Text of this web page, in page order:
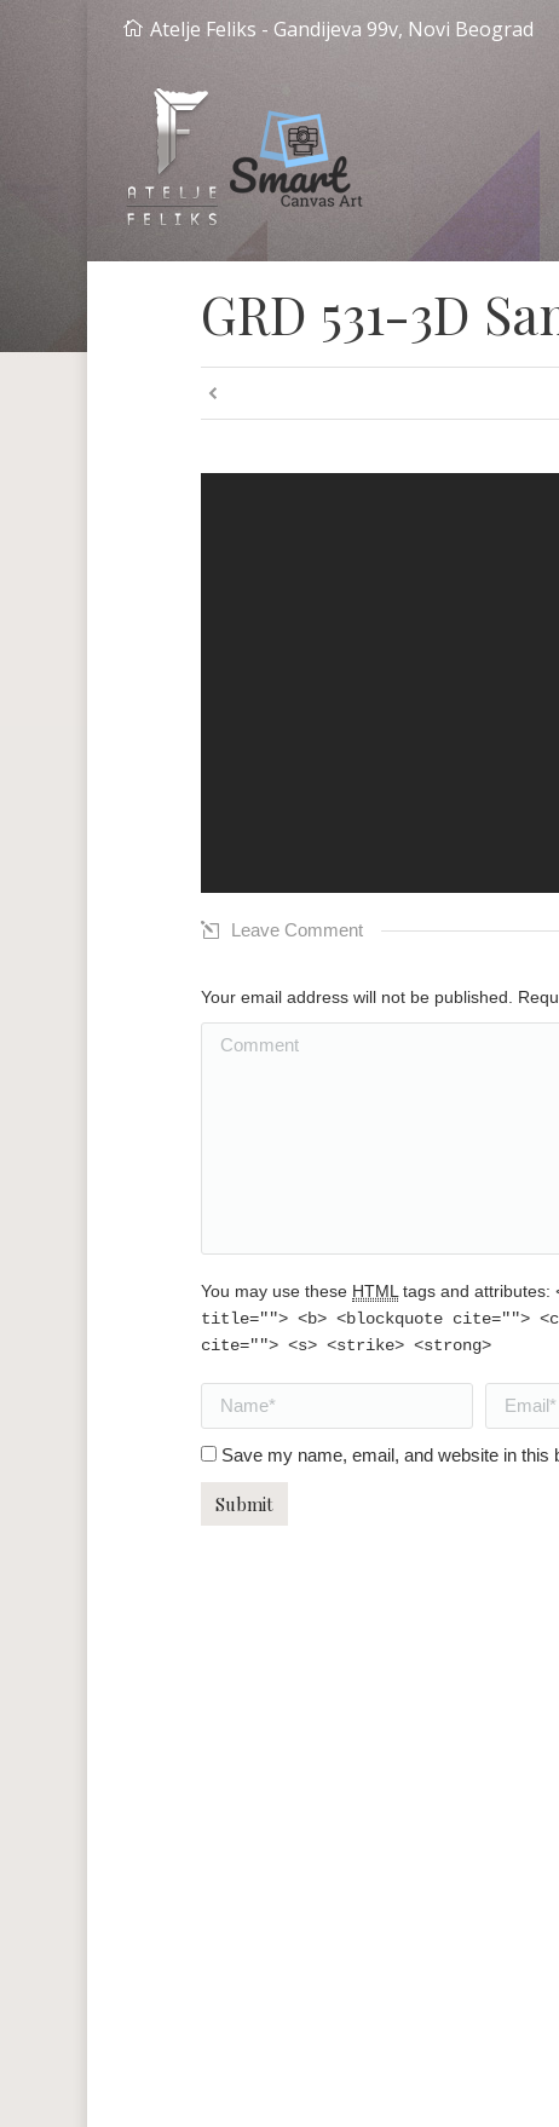
Atelje Feliks - Gandijeva 99v, Novi Beograd
GRD 531-3D
Leave Comment
Your email address will not be published.
Comment
You may use these HTML tags and attributes:
title=""> <b> <blockquote cite="">
cite=""> <s> <strike> <strong>
Name * Email *
Save my name, email, and website in
Submit